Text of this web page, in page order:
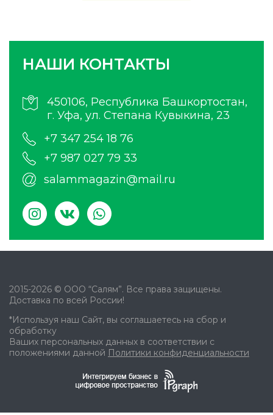
НАШИ КОНТАКТЫ
450106, Республика Башкортостан,
г. Уфа, ул. Степана Кувыкина, 23
+7 347 254 18 76
+7 987 027 79 33
salammagazin@mail.ru
2015-2026 © ООО “Салям”. Все права защищены.
Доставка по всей России!
*Используя наш Сайт, вы соглашаетесь на сбор и
обработку
Ваших персональных данных в соответствии с
положениями данной Политики конфиденциальности